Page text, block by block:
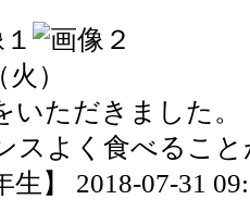
）
いただきました。
スよく食べるこ
生】 2018-07-31